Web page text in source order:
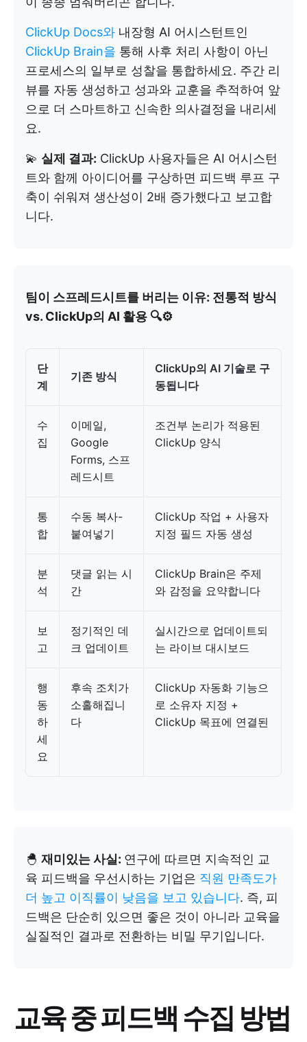
ClickUp Docs와 내장형 AI 어시스턴트인
ClickUp Brain을 통해 사후 처리 사항이 아닌
프로세스의 일부로 성찰을 통합하세요. 주간 리
뷰를 자동 생성하고 성과와 교훈을 추적하여 앞
으로 더 스마트하고 신속한 의사결정을 내리세
요.
💫 실제 결과: ClickUp 사용자들은 AI 어시스턴
트와 함께 아이디어를 구상하면 피드백 루프 구
축이 쉬워져 생산성이 2배 증가했다고 보고합
니다.
팀이 스프레드시트를 버리는 이유: 전통적 방식
vs. ClickUp의 AI 활용 🔍⚙️
단
계
기존 방식
ClickUp의 AI 기술로 구
동됩니다
수
집
이메일,
Google
Forms, 스프
레드시트
조건부 논리가 적용된
ClickUp 양식
통
합
수동 복사-
붙여넣기
ClickUp 작업 + 사용자
지정 필드 자동 생성
분
석
댓글 읽는 시
간
ClickUp Brain은 주제
와 감정을 요약합니다
보
고
정기적인 데
크 업데이트
실시간으로 업데이트되
는 라이브 대시보드
행
동
하
세
요
후속 조치가
소홀해집니
다
ClickUp 자동화 기능으
로 소유자 지정 +
ClickUp 목표에 연결된
🐣 재미있는 사실: 연구에 따르면 지속적인 교
육 피드백을 우선시하는 기업은 직원 만족도가
더 높고 이직률이 낮음을 보고 있습니다. 즉, 피
드백은 단순히 있으면 좋은 것이 아니라 교육을
실질적인 결과로 전환하는 비밀 무기입니다.
교육 중 피드백 수집 방법